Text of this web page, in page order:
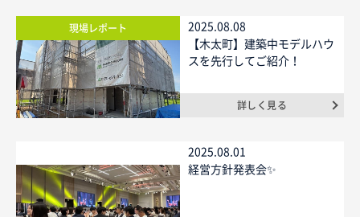
モデルハウスを見る
資料請求・お問い合わせ
プライバシーポリシー
カスタマーハラスメントに関する基本方針
現場レポート
2025.08.08
【木太町】建築中モデルハウ
スを先行してご紹介！
詳しく見る
2025.08.01
経営方針発表会✨